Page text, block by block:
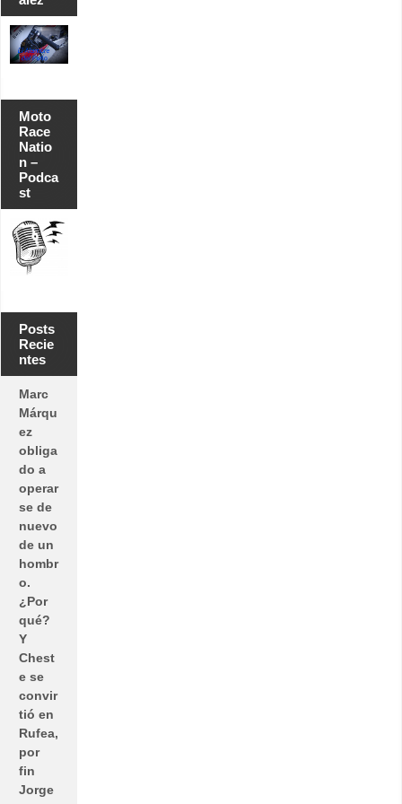
Moto
Race
Natio
n –
Podca
st
Posts
Recie
ntes
Marc
Márqu
ez
obliga
do a
operar
se de
nuevo
de un
hombr
o.
¿Por
qué?
Y
Chest
e se
convir
tió en
Rufea,
por
fin
Jorge